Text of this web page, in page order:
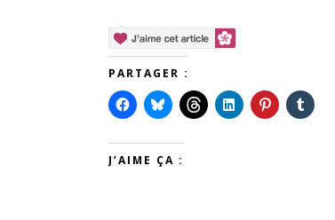
PARTAGER :
J’AIME ÇA :